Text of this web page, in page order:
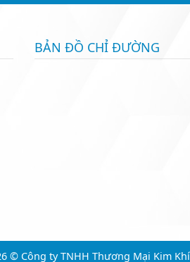
BẢN ĐỒ CHỈ ĐƯỜNG
© Công ty TNHH Thương Mại Kim